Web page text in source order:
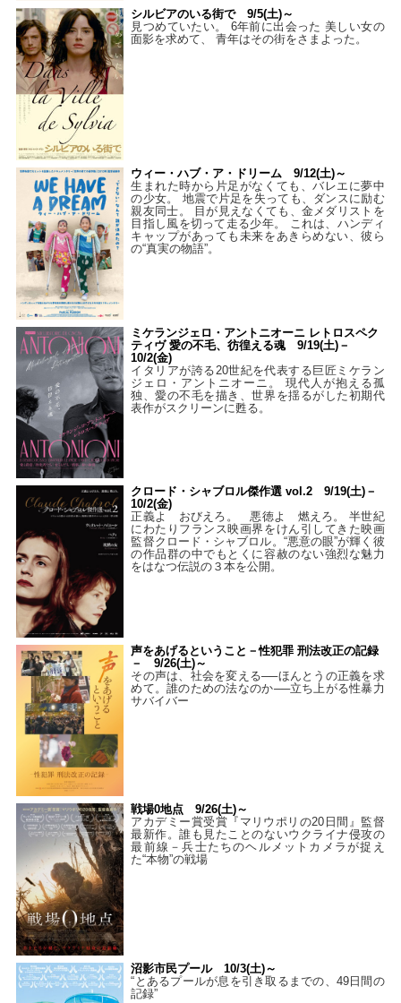
シルビアのいる街で 9/5(土)～
見つめていたい。 6年前に出会った 美しい女の
面影を求めて、 青年はその街をさまよった。
ウィー・ハブ・ア・ドリーム 9/12(土)～
生まれた時から片足がなくても、バレエに夢中
の少女。 地震で片足を失っても、ダンスに励む
親友同士。 目が見えなくても、金メダリストを
目指し風を切って走る少年。 これは、ハンディ
キャップがあっても未来をあきらめない、彼ら
の“真実の物語”。
ミケランジェロ・アントニオーニ レトロスペク
ティヴ 愛の不毛、彷徨える魂 9/19(土)－
10/2(金)
イタリアが誇る20世紀を代表する巨匠ミケラン
ジェロ・アントニオーニ。 現代人が抱える孤
独、愛の不毛を描き、世界を揺るがした初期代
表作がスクリーンに甦る。
クロード・シャブロル傑作選 vol.2 9/19(土)－
10/2(金)
正義よ おびえろ。 悪徳よ 燃えろ。 半世紀
にわたりフランス映画界をけん引してきた映画
監督クロード・シャブロル。“悪意の眼”が輝く彼
の作品群の中でもとくに容赦のない強烈な魅力
をはなつ伝説の３本を公開。
声をあげるということ－性犯罪 刑法改正の記録
－ 9/26(土)～
その声は、社会を変える──ほんとうの正義を求
めて。誰のための法なのか──立ち上がる性暴力
サバイバー
戦場0地点 9/26(土)～
アカデミー賞受賞『マリウポリの20日間』監督
最新作。誰も見たことのないウクライナ侵攻の
最前線－兵士たちのヘルメットカメラが捉え
た“本物”の戦場
沼影市民プール 10/3(土)～
“とあるプールが息を引き取るまでの、49日間の
記録”